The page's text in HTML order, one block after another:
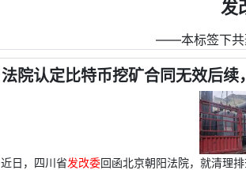
发
――本标签下
法院认定比特币挖矿合同无效后续
近日，四川省发改委回函北京朝阳法院，就清理